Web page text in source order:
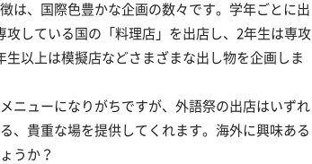
は、国際色豊かな企画の数々です。学年ごとに出
している国の「料理店」を出店し、2年生は専攻
以上は模擬店などさまざまな出し物を企画しま
ニューになりがちですが、外語祭の出店はいずれ
、貴重な場を提供してくれます。海外に興味ある
うか？